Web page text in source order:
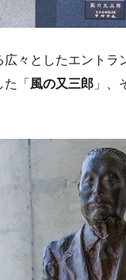
々としたエント
た「風の又三郎 」、